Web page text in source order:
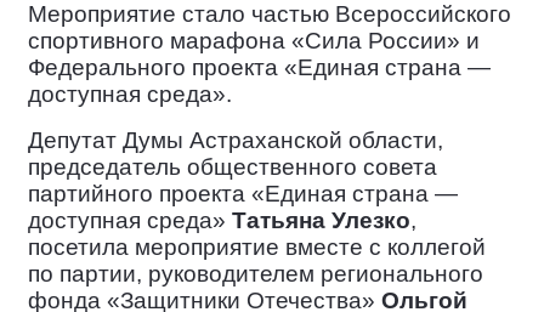
Мероприятие стало частью Всероссийского
спортивного марафона «Сила России» и
Федерального проекта «Единая страна —
доступная среда».
Депутат Думы Астраханской области,
председатель общественного совета
партийного проекта «Единая страна —
доступная среда» Татьяна Улезко,
посетила мероприятие вместе с коллегой
по партии, руководителем регионального
фонда «Защитники Отечества» Ольгой